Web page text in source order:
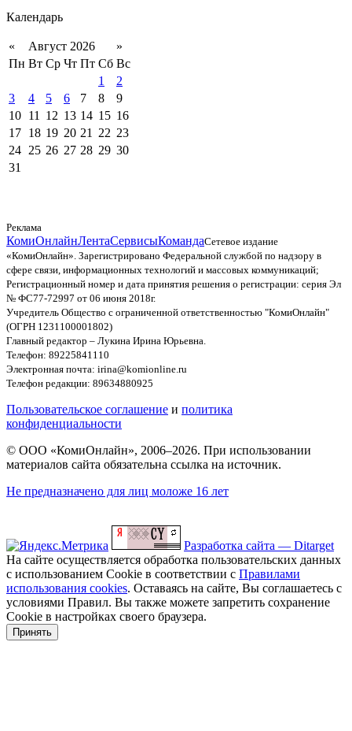
Календарь
« Август 2026
»
Пн Вт Ср Чт Пт Сб Вс
1
2
3
4 5 6 7 8
9
10 11 12 13 14 15 16
17 18 19 20 21 22 23
24 25 26 27 28 29 30
31
Реклама
КомиОнлайнЛентаСервисыКомандаСетевое издание
«КомиОнлайн». Зарегистрировано Федеральной службой по надзору в
сфере связи, информационных технологий и массовых коммуникаций;
Регистрационный номер и дата принятия решения о регистрации: серия Эл
№ ФС77-72997 от 06 июня 2018г.
Учредитель Общество с ограниченной ответственностью "КомиОнлайн"
(ОГРН 1231100001802)
Главный редактор – Лукина Ирина Юрьевна.
Телефон: 89225841110
Электронная почта: irina@komionline.ru
Телефон редакции: 89634880925
Пользовательское соглашение и политика
конфиденциальности
© ООО «КомиОнлайн», 2006–2026. При использовании
материалов сайта обязательна ссылка на источник.
Не предназначено для лиц моложе 16 лет
Разработка сайта — Ditarget
На сайте осуществляется обработка пользовательских данных
с использованием Cookie в соответствии с Правилами
использования cookies. Оставаясь на сайте, Вы соглашаетесь с
условиями Правил. Вы также можете запретить сохранение
Cookie в настройках своего браузера.
Принять